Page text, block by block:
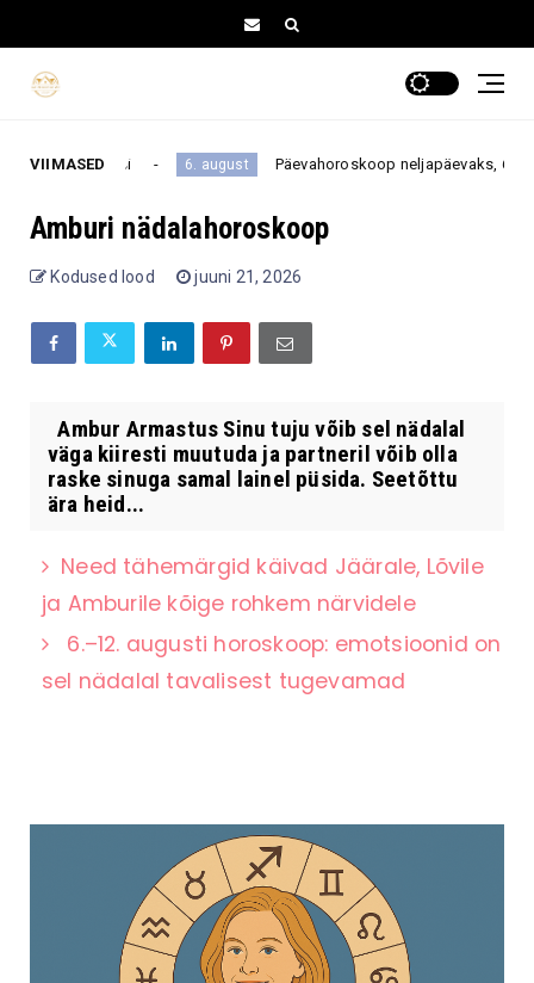
VIIMASED
ellu tagasi 6. august Päevahoroskoop neljapäevaks, 6.
Amburi nädalahoroskoop
Kodused lood juuni 21, 2026
Ambur Armastus Sinu tuju võib sel nädalal
väga kiiresti muutuda ja partneril võib olla
raske sinuga samal lainel püsida. Seetõttu
ära heid...
Need tähemärgid käivad Jäärale, Lõvile
ja Amburile kõige rohkem närvidele
6.–12. augusti horoskoop: emotsioonid on
sel nädalal tavalisest tugevamad